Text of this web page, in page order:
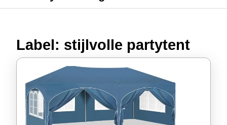
Label: stijlvolle partytent